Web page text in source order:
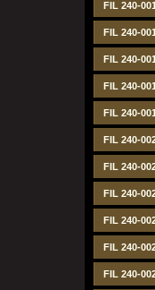
FIL 240-
FIL 240-
FIL 240-
FIL 240-
FIL 240-
FIL 240-
FIL 240-
FIL 240-
FIL 240-
FIL 240-
FIL 240-